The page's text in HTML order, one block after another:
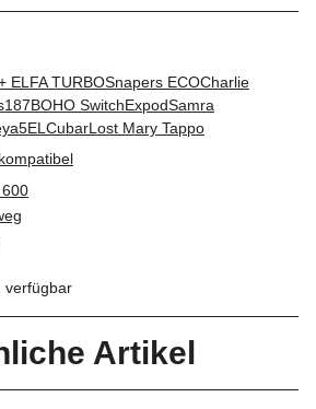
ELFA TURBOSnapers ECOCharlie
187BOHO SwitchExpodSamra
5ELCubarLost Mary Tappo
verfügbar
Artikel